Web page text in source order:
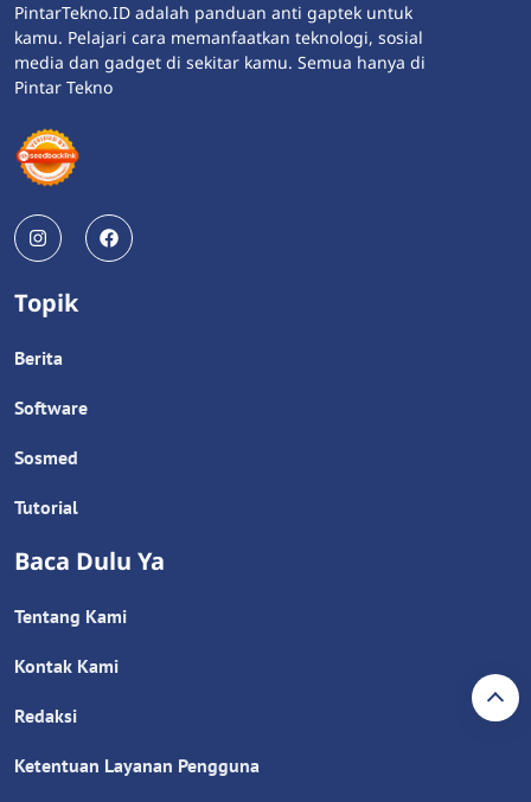
PintarTekno.ID adalah panduan anti gaptek untuk
kamu. Pelajari cara memanfaatkan teknologi, sosial
media dan gadget di sekitar kamu. Semua hanya di
Pintar Tekno
Topik
Berita
Software
Sosmed
Tutorial
Baca Dulu Ya
Tentang Kami
Kontak Kami
Redaksi
Ketentuan Layanan Pengguna